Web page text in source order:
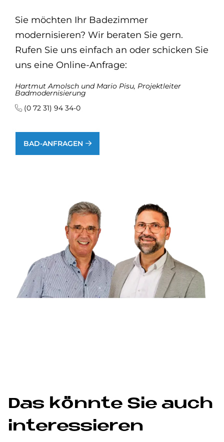
Sie möchten Ihr Badezimmer
modernisieren? Wir beraten Sie gern.
Rufen Sie uns einfach an oder schicken Sie
uns eine Online-Anfrage:
Hartmut Amolsch und Mario Pisu, Projektleiter
Badmodernisierung
(0 72 31) 94 34-0
BAD-ANFRAGEN
Das könnte Sie auch
interessieren